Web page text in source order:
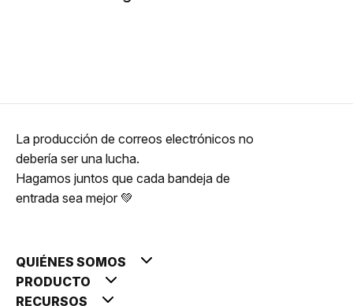
La producción de correos electrónicos no
debería ser una lucha.
Hagamos juntos que cada bandeja de
entrada sea mejor 💚
QUIÉNES SOMOS
PRODUCTO
RECURSOS